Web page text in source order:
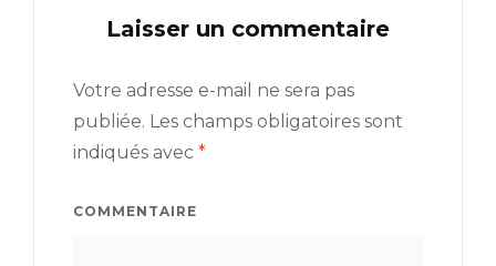
Laisser un commentaire
Votre adresse e-mail ne sera pas
publiée. Les champs obligatoires sont
indiqués avec *
COMMENTAIRE